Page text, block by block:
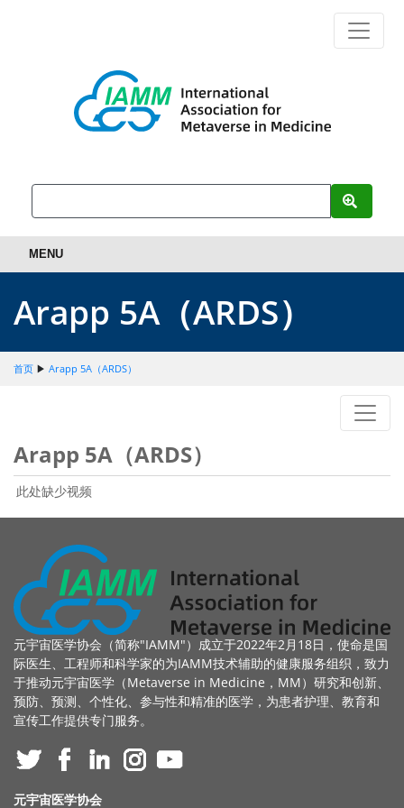
MENU
Arapp 5A（ARDS）
首页 ▶ Arapp 5A（ARDS）
Arapp 5A（ARDS）
此处缺少视频
元宇宙医学协会（简称"IAMM"）成立于2022年2月18日，使命是国
际医生、工程师和科学家的为IAMM技术辅助的健康服务组织，致力
于推动元宇宙医学（Metaverse in Medicine，MM）研究和创新、
预防、预测、个性化、参与性和精准的医学，为患者护理、教育和
宣传工作提供专门服务。
元宇宙医学协会